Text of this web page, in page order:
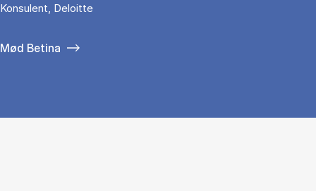
Konsulent, Deloitte
Mød Betina